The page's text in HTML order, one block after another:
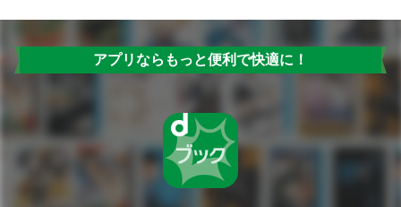
アプリならもっと便利で快適に！